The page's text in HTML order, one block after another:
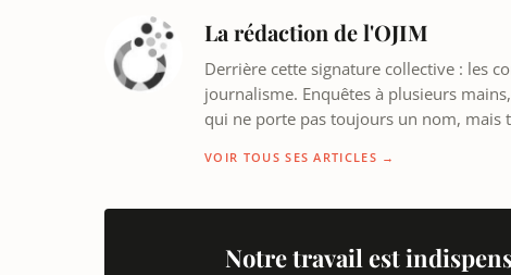
La rédaction de l'OJIM
Derrière cette signature collective : les
journalisme. Enquêtes à plusieurs
qui ne porte pas toujours un nom, mais
VOIR TOUS SES ARTICLES →
Notre travail est